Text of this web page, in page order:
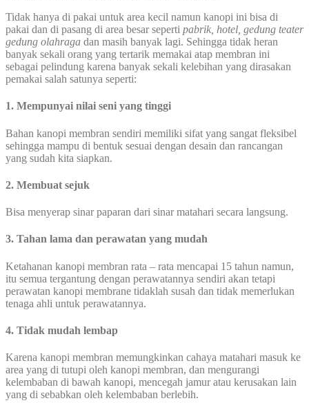
Tidak hanya di pakai untuk area kecil namun kanopi ini bisa di
pakai dan di pasang di area besar seperti pabrik, hotel, gedung teater
gedung olahraga dan masih banyak lagi. Sehingga tidak heran
banyak sekali orang yang tertarik memakai atap membran ini
sebagai pelindung karena banyak sekali kelebihan yang dirasakan
pemakai salah satunya seperti:
1. Mempunyai nilai seni yang tinggi
Bahan kanopi membran sendiri memiliki sifat yang sangat fleksibel
sehingga mampu di bentuk sesuai dengan desain dan rancangan
yang sudah kita siapkan.
2. Membuat sejuk
Bisa menyerap sinar paparan dari sinar matahari secara langsung.
3. Tahan lama dan perawatan yang mudah
Ketahanan kanopi membran rata – rata mencapai 15 tahun namun,
itu semua tergantung dengan perawatannya sendiri akan tetapi
perawatan kanopi membrane tidaklah susah dan tidak memerlukan
tenaga ahli untuk perawatannya.
4. Tidak mudah lembap
Karena kanopi membran memungkinkan cahaya matahari masuk ke
area yang di tutupi oleh kanopi membran, dan mengurangi
kelembaban di bawah kanopi, mencegah jamur atau kerusakan lain
yang di sebabkan oleh kelembaban berlebih.